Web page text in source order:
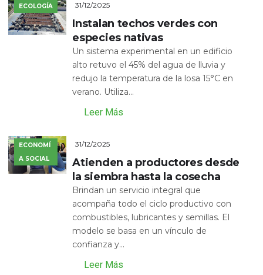
ECOLOGÍA 31/12/2025
Instalan techos verdes con
especies nativas
Un sistema experimental en un edificio
alto retuvo el 45% del agua de lluvia y
redujo la temperatura de la losa 15°C en
verano. Utiliza...
Leer Más
ECONOMÍ
A SOCIAL
31/12/2025
Atienden a productores desde
la siembra hasta la cosecha
Brindan un servicio integral que
acompaña todo el ciclo productivo con
combustibles, lubricantes y semillas. El
modelo se basa en un vínculo de
confianza y...
Leer Más